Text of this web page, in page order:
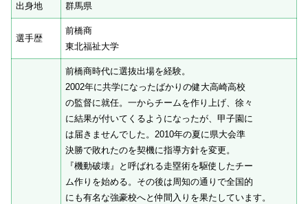
出身地 群馬県
選手歴
前橋商
東北福祉大学
前橋商時代に選抜出場を経験。
2002年に共学になったばかりの健大高崎高校
の監督に就任。一からチームを作り上げ、徐々
に結果が付いてくるようになったが、甲子園に
は届きませんでした。2010年の夏に県大会準
決勝で敗れたのを契機に指導方針を変更。
『機動破壊』と呼ばれる走塁術を駆使したチー
ム作りを始める。その後は周知の通りで全国的
にも有名な強豪校へと仲間入りを果たしています。